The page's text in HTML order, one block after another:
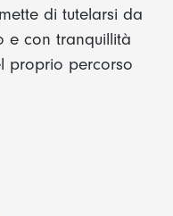
di tutelarsi da
e con tranquillità
proprio percorso